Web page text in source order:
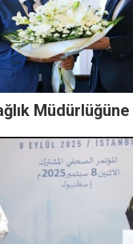
Müdürlüğüne